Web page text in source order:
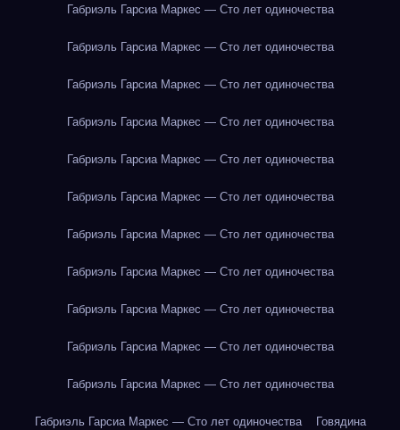
Габриэль Гарсиа Маркес — Сто лет одиночества
Габриэль Гарсиа Маркес — Сто лет одиночества
Габриэль Гарсиа Маркес — Сто лет одиночества
Габриэль Гарсиа Маркес — Сто лет одиночества
Габриэль Гарсиа Маркес — Сто лет одиночества
Габриэль Гарсиа Маркес — Сто лет одиночества
Габриэль Гарсиа Маркес — Сто лет одиночества
Габриэль Гарсиа Маркес — Сто лет одиночества
Габриэль Гарсиа Маркес — Сто лет одиночества
Габриэль Гарсиа Маркес — Сто лет одиночества
Габриэль Гарсиа Маркес — Сто лет одиночества
Габриэль Гарсиа Маркес — Сто лет одиночества Говядина